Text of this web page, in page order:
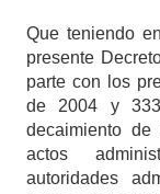
Que teniendo
presente
parte con los
de 2004 y
decaimiento
actos
autoridades